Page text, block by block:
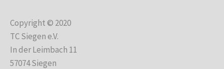
Copyright © 2020
TC Siegen e.V.
In der Leimbach 11
57074 Siegen